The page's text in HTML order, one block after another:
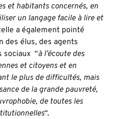
et habitants concernés, en
un langage facile à lire et
a également pointé
des élus, des agents
sociaux “à l’écoute des
et citoyens et en
le plus de difficultés, mais
de la grande pauvreté,
de toutes les
“.